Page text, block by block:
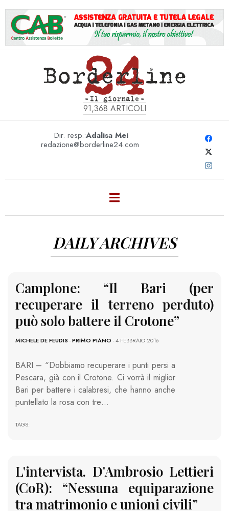
91,368 ARTICOLI
Dir. resp.:Adalisa Mei
redazione@borderline24.com
DAILY ARCHIVES
Camplone: “Il Bari (per
recuperare il terreno perduto)
può solo battere il Crotone”
MICHELE DE FEUDIS -PRIMO PIANO - 4 FEBBRAIO 2016
BARI – “Dobbiamo recuperare i punti persi a
Pescara, già con il Crotone. Ci vorrà il miglior
Bari per battere i calabresi, che hanno anche
puntellato la rosa con tre…
TAGS:
L'intervista. D'Ambrosio Lettieri
(CoR): “Nessuna equiparazione
tra matrimonio e unioni civili”